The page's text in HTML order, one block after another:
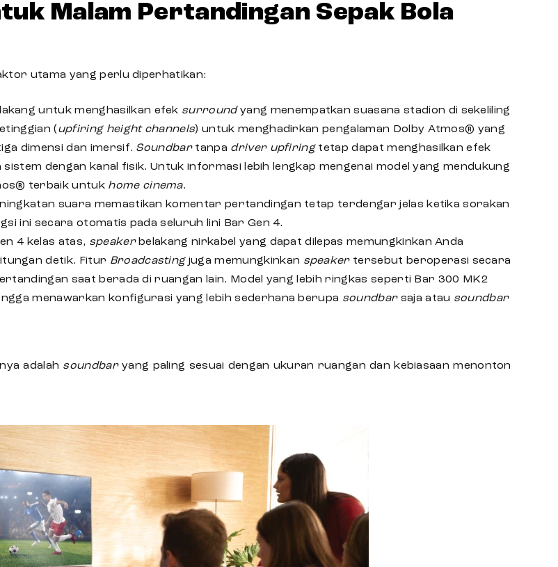
Malam Pertandingan Sepak Bola
utama yang perlu diperhatikan:
untuk menghasilkan efek surroundyang menempatkan suasana stadion di sekeliling
( upfiring height channels) untuk menghadirkan pengalaman Dolby Atmos® yang
dimensi dan imersif. Soundbar tanpa driver upfiringtetap dapat menghasilkan efek
dengan kanal fisik. Untuk informasi lebih lengkap mengenai model yang mendukung
terbaikuntuk home cinema.
suara memastikan komentar pertandingan tetap terdengar jelas ketika sorakan
ini secara otomatis pada seluruh lini Bar Gen 4.
4 kelas atas, speakerbelakang nirkabel yang dapat dilepas memungkinkan Anda
detik. Fitur Broadcastingjuga memungkinkan speakertersebut beroperasi secara
saat berada di ruangan lain. Model yang lebih ringkas seperti Bar 300 MK2
menawarkan konfigurasi yang lebih sederhana berupa soundbarsaja atau soundbar
adalah soundbaryang paling sesuai dengan ukuran ruangan dan kebiasaan menonton